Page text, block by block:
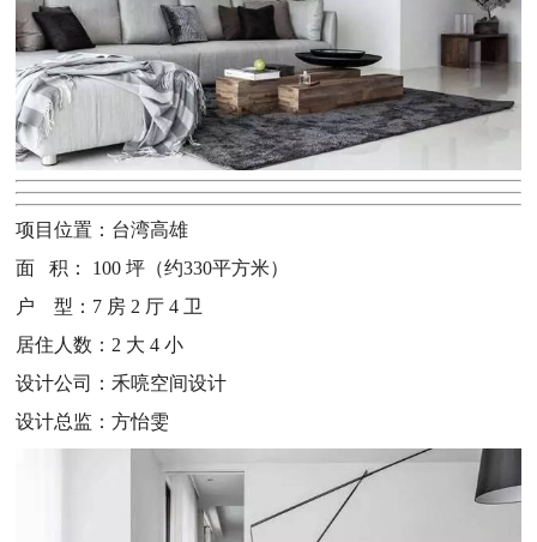
项目位置：台湾高雄
面 积： 100 坪（约330平方米）
户 型：7 房 2 厅 4 卫
居住人数：2 大 4 小
设计公司：禾喨空间设计
设计总监：方怡雯